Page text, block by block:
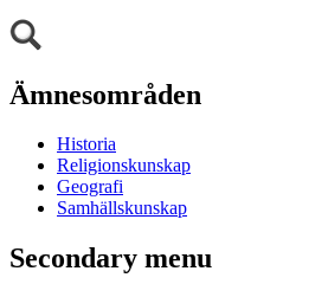
Ämnesområden
Historia
Religionskunskap
Geografi
Samhällskunskap
Secondary menu